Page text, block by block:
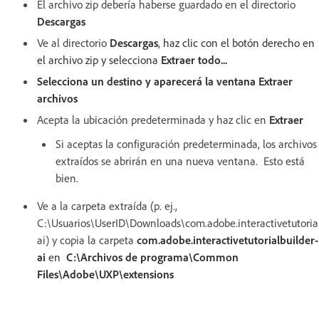
El archivo zip debería haberse guardado en el directorio
Descargas
Ve al directorio Descargas, haz clic con el botón derecho en
el archivo zip y selecciona Extraer todo...
Selecciona un destino y aparecerá la ventana Extraer
archivos
Acepta la ubicación predeterminada y haz clic en Extraer
Si aceptas la configuración predeterminada, los archivos
extraídos se abrirán en una nueva ventana. Esto está
bien.
Ve a la carpeta extraída (p. ej.,
ai) y copia la carpeta com.adobe.interactivetutorialbuilder-
ai en C:\Archivos de programa\Common
Files\Adobe\UXP\extensions